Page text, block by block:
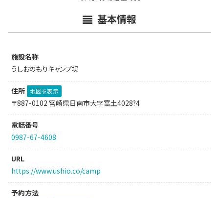
基本情報
施設名称
うしおのもりキャンプ場
住所 地図を表示
〒887-0102 宮崎県日南市大字富土4028?4
電話番号
0987-67-4608
URL
https://www.ushio.co/camp
予約方法